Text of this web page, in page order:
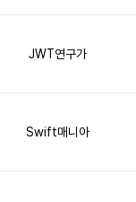
JWT연구가
Swift매니아